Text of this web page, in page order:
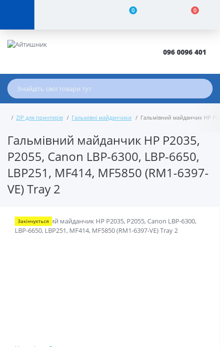
0 0
096 0096 401
ZIP для принтерів Гальмівні майданчики Гальмівний майданчик HP
Гальмівний майданчик HP P2035,
P2055, Canon LBP-6300, LBP-6650,
LBP251, MF414, MF5850 (RM1-6397-
VE) Tray 2
Закінчується